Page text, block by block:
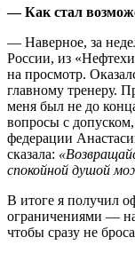
— Как стал
— Наверное, за
России, из
на просмотр.
главному тренеру.
меня был не до
вопросы с
федерации
сказала:
спокойной душой
В итоге я получил
ограничениями —
чтобы сразу не